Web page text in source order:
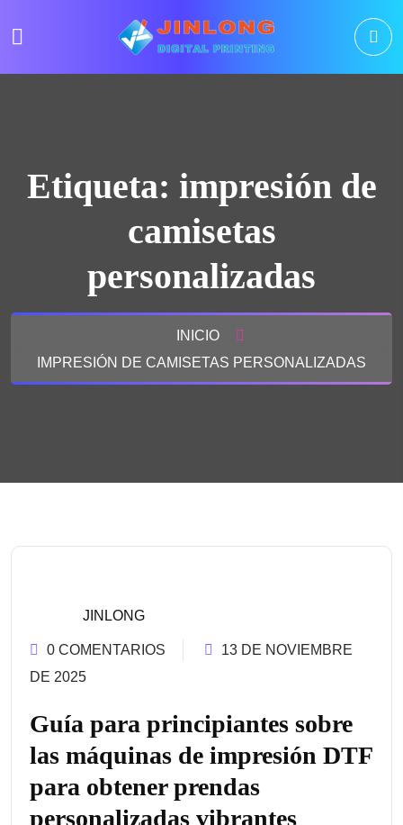
Etiqueta: impresión de
camisetas
personalizadas
INICIO
IMPRESIÓN DE CAMISETAS PERSONALIZADAS
JINLONG
0 COMENTARIOS
13 DE NOVIEMBRE
DE 2025
Guía para principiantes sobre
las máquinas de impresión DTF
para obtener prendas
personalizadas vibrantes